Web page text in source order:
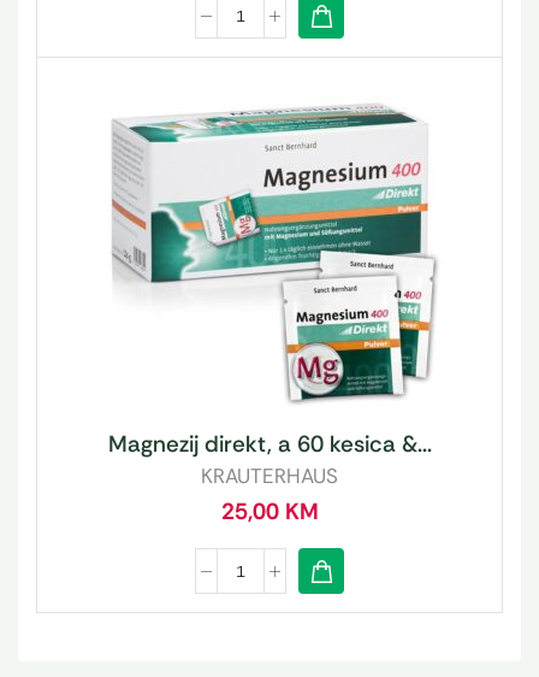
Magnezij direkt, a 60 kesica &...
KRAUTERHAUS
25,00 KM